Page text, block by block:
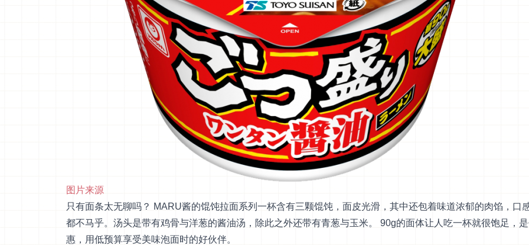
图片来源
只有面条太无聊吗？ MARU酱的馄饨拉面系列一杯含有三颗馄饨，面皮光滑，其中还包着味道浓郁的肉馅，口
都不马乎。汤头是带有鸡骨与洋葱的酱油汤，除此之外还带有青葱与玉米。 90g的面体让人吃一杯就很饱足，
惠，用低预算享受美味泡面时的好伙伴。